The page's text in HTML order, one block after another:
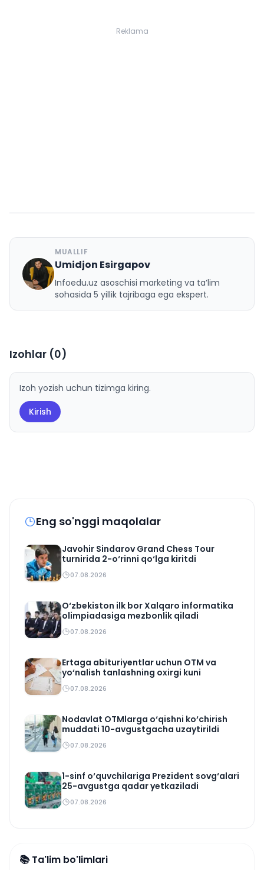
Reklama
U
MUALLIF
Umidjon Esirgapov
Infoedu.uz asoschisi marketing va ta’lim
sohasida 5 yillik tajribaga ega ekspert.
Izohlar (0)
Izoh yozish uchun tizimga kiring.
Kirish
Eng so'nggi maqolalar
Javohir Sindarov Grand Chess Tour
turnirida 2-o‘rinni qo‘lga kiritdi
07.08.2026
O‘zbekiston ilk bor Xalqaro informatika
olimpiadasiga mezbonlik qiladi
07.08.2026
Ertaga abituriyentlar uchun OTM va
yo‘nalish tanlashning oxirgi kuni
07.08.2026
Nodavlat OTMlarga o‘qishni ko‘chirish
muddati 10-avgustgacha uzaytirildi
07.08.2026
1-sinf o‘quvchilariga Prezident sovg‘alari
25-avgustga qadar yetkaziladi
07.08.2026
📚 Ta'lim bo'limlari